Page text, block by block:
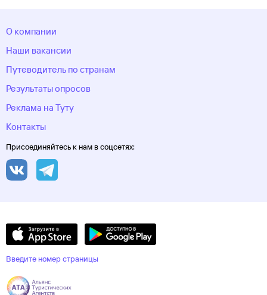
О компании
Наши вакансии
Путеводитель по странам
Результаты опросов
Реклама на Туту
Контакты
Присоединяйтесь к нам в соцсетях:
Введите номер страницы